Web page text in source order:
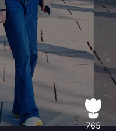
765